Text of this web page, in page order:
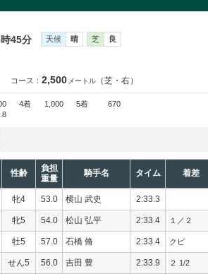
45分 天候 晴 芝 良
コース： 2,500 メートル （芝・右）
4着 1,000 5着
670
性齢
負担
重量
騎手名 タイム 着差
牝4 53.0 横山 武史 2:33.3
牝5 54.0 松山 弘平 2:33.4 １／２
牡5 57.0 石橋 脩 2:33.4 クビ
せん5 56.0 吉田 豊 2:33.9 ２ 1/2